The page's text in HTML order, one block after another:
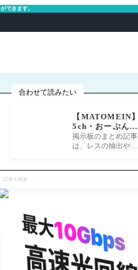
できます。
合わせて読みたい
【MATOMEIN】
5ch・おーぷん2
ちゃん・したら
ば・ガルちゃん・
掲示板のまとめ記事
は、レスの抽出や整
検